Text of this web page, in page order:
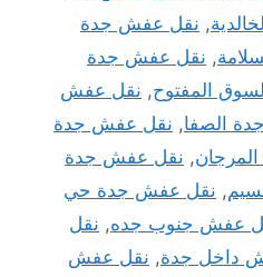
, نقل عفش جدة
, نقل عفش جدة
المفتوح, نقل عفش
الصفا, نقل عفش جدة
, نقل عفش جدة
, نقل عفش جدة حي
عفش جنوب جده, نقل
داخل جدة, نقل عفش